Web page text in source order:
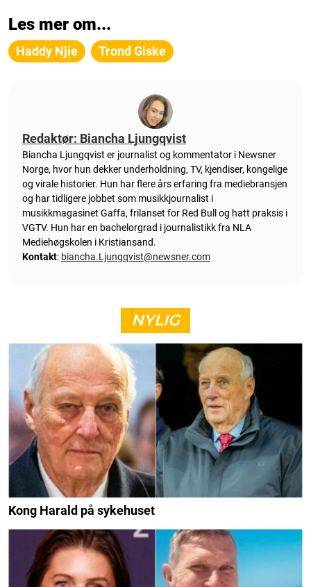
Les mer om...
Haddy Njie Trond Giske
Redaktør: Biancha Ljungqvist
Biancha Ljungqvist er journalist og kommentator i Newsner
Norge, hvor hun dekker underholdning, TV, kjendiser, kongelige
og virale historier. Hun har flere års erfaring fra mediebransjen
og har tidligere jobbet som musikkjournalist i
musikkmagasinet Gaffa, frilanset for Red Bull og hatt praksis i
VGTV. Hun har en bachelorgrad i journalistikk fra NLA
Mediehøgskolen i Kristiansand.
Kontakt: biancha.Ljungqvist@newsner.com
NYLIG
Kong Harald på sykehuset